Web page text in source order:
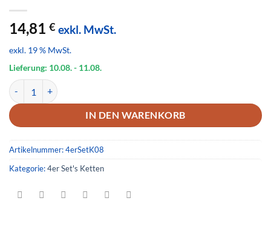
14,81 € exkl. MwSt.
exkl. 19 % MwSt.
Lieferung: 10.08.- 11.08.
4er Set Ketten 08 Menge
IN DEN WARENKORB
Artikelnummer:4erSetK08
Kategorie:4er Set's Ketten